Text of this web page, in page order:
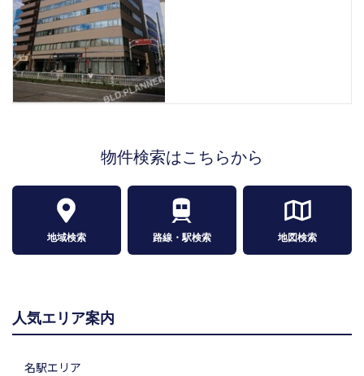
物件検索はこちらから
地域検索 路線・駅検索 地図検索
人気エリア案内
名駅エリア